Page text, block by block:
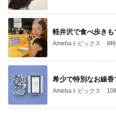
火やレンジすら使わない豆腐レシ
Amebaトピックス
記事を
お客さんからの美